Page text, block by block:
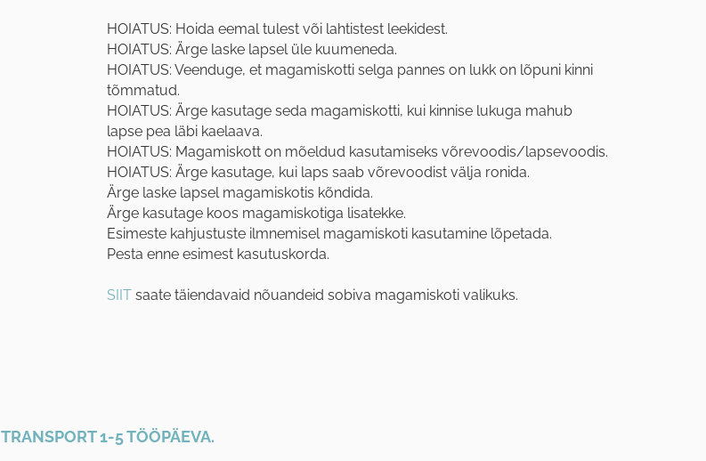
HOIATUS: Hoida eemal tulest või lahtistest leekidest.
HOIATUS: Ärge laske lapsel üle kuumeneda.
HOIATUS: Veenduge, et magamiskotti selga pannes on lukk on lõpuni kinni
tõmmatud.
HOIATUS: Ärge kasutage seda magamiskotti, kui kinnise lukuga mahub
lapse pea läbi kaelaava.
HOIATUS: Magamiskott on mõeldud kasutamiseks võrevoodis/lapsevoodis.
HOIATUS: Ärge kasutage, kui laps saab võrevoodist välja ronida.
Ärge laske lapsel magamiskotis kõndida.
Ärge kasutage koos magamiskotiga lisatekke.
Esimeste kahjustuste ilmnemisel magamiskoti kasutamine lõpetada.
Pesta enne esimest kasutuskorda.
SIIT saate täiendavaid nõuandeid sobiva magamiskoti valikuks.
TRANSPORT 1-5 TÖÖPÄEVA.